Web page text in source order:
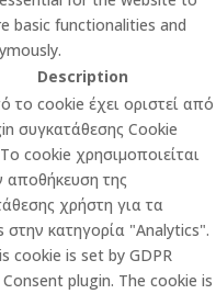
basic functionalities and
Description
το cookie έχει οριστεί από
συγκατάθεσης Cookie
cookie χρησιμοποιείται
αποθήκευση της
χρήστη για τα
στην κατηγορία "Analytics".
cookie is set by GDPR
plugin. The cookie is